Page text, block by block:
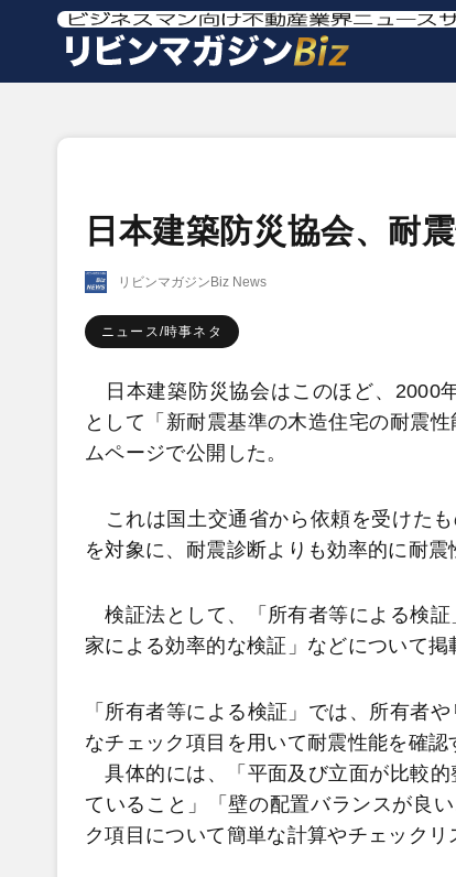
日本建築防災協会、耐
リビンマガジンBiz News
ニュース/時事ネタ
日本建築防災協会はこのほど、2000
として「新耐震基準の木造住宅の耐震
ムページで公開した。
これは国土交通省から依頼を受けた
を対象に、耐震診断よりも効率的に耐
検証法として、「所有者等による検
家による効率的な検証」などについて掲
「所有者等による検証」では、所有者
なチェック項目を用いて耐震性能を確認
具体的には、「平面及び立面が比較
ていること」「壁の配置バランスが良
ク項目について簡単な計算やチェックリ